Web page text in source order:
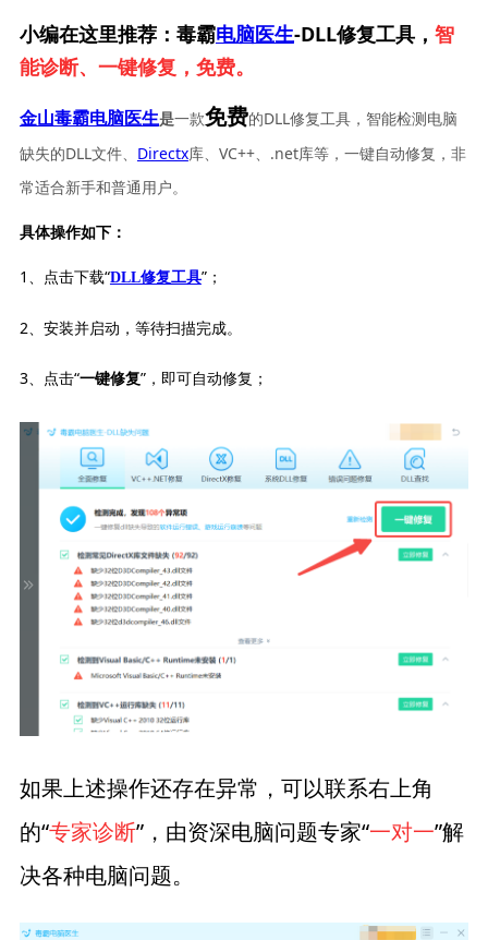
小编在这里推荐：毒霸电脑医生-DLL修复工具， 智
能诊断、一键修复，免费。
金山毒霸电脑医生是一款免费的DLL修复工具，智能检测电脑
缺失的DLL文件、 Directx库、VC++、.net库等，一键自动修复，非
常适合新手和普通用户。
具体操作如下：
1、点击下载“DLL修复工具”；
2、安装并启动，等待扫描完成。
3、点击“一键修复”，即可自动修复；
如果上述操作还存在异常，可以联系右上角
的“专家诊断”，由资深电脑问题专家“一对一”解
决各种电脑问题。